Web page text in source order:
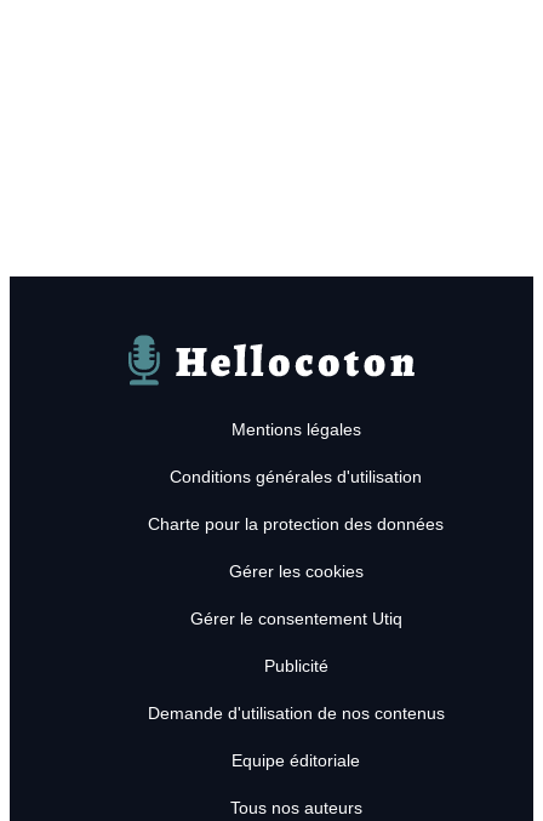
Hellocoton
Mentions légales
Conditions générales d'utilisation
Charte pour la protection des données
Gérer les cookies
Gérer le consentement Utiq
Publicité
Demande d'utilisation de nos contenus
Equipe éditoriale
Tous nos auteurs